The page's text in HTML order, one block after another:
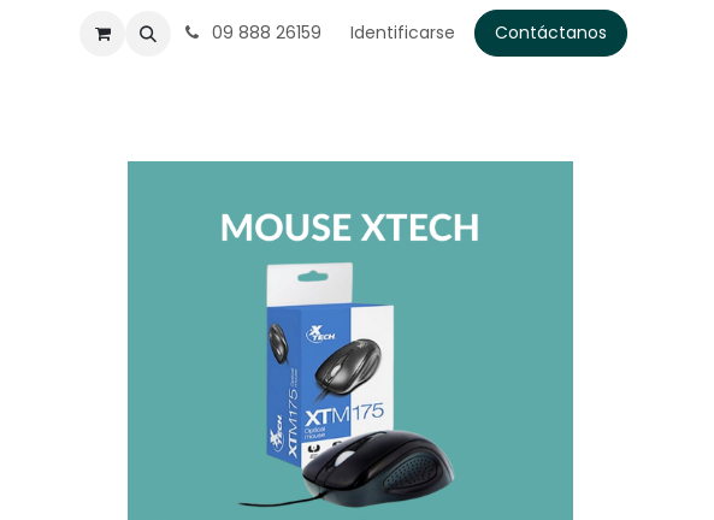
09 888 26159 Identificarse Contáctanos